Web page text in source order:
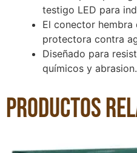
testigo LED para
El conector hembra
protectora contra
Diseñado para
químicos y abrasion.
Productos